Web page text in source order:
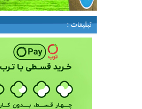
تبلیغات :